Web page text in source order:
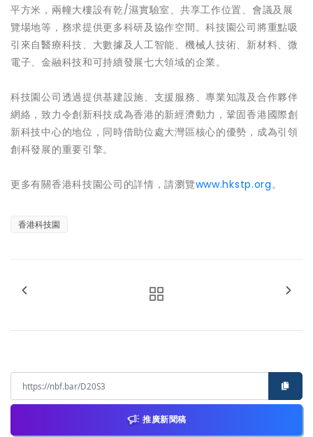
平方米，兩幢大樓設有乾/濕實驗室、共享工作位置、會議及展
覽場地等，務求提供更多科研及協作空間。科技園公司將重點吸
引來自醫療科技、大數據及人工智能、機械人技術、新材料、微
電子、金融科技和可持續發展七大領域的企業。
科技園公司透過提供基建設施、支援服務、專業知識及合作夥伴
網絡，致力令創新科技成為香港的新經濟動力，鞏固香港國際創
新科技中心的地位，同時借助位處大灣區核心的優勢，成為引領
創科發展的重要引擎。
更多有關香港科技園公司的詳情，請瀏覽www.hkstp.org。
香港科技園
推廣新聞稿